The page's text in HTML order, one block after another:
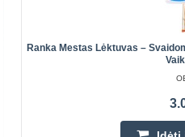
Ranka Mestas Lėktuvas –